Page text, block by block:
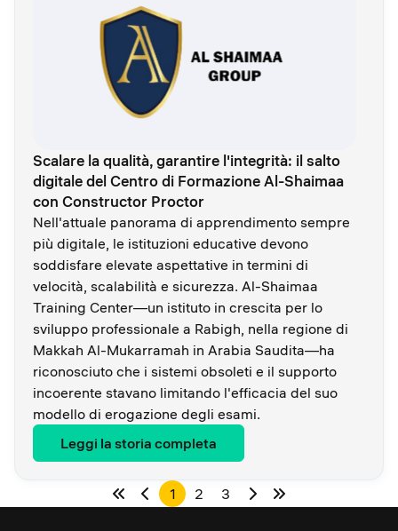
Scalare la qualità, garantire l'integrità: il salto
digitale del Centro di Formazione Al-Shaimaa
con Constructor Proctor
Nell'attuale panorama di apprendimento sempre
più digitale, le istituzioni educative devono
soddisfare elevate aspettative in termini di
velocità, scalabilità e sicurezza. Al-Shaimaa
Training Center—un istituto in crescita per lo
sviluppo professionale a Rabigh, nella regione di
Makkah Al-Mukarramah in Arabia Saudita—ha
riconosciuto che i sistemi obsoleti e il supporto
incoerente stavano limitando l'efficacia del suo
modello di erogazione degli esami.
Leggi la storia completa
1 2 3